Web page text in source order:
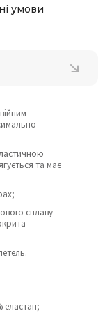
умови
та має
сплаву
еластан;